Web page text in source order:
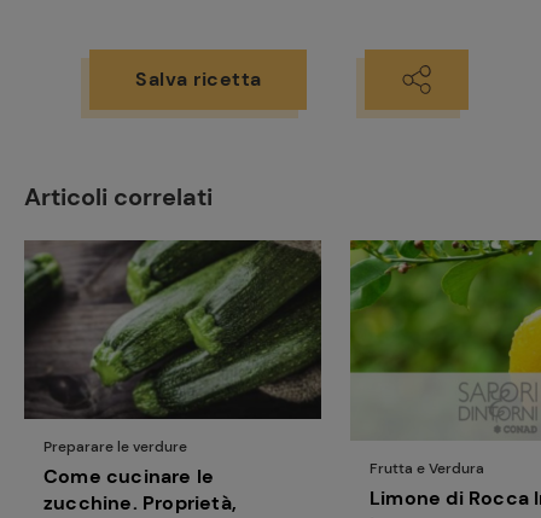
Salva ricetta
Articoli correlati
Preparare le verdure
Come cucinare le
zucchine. Proprietà,
Frutta e Verdura
Limone di Rocca